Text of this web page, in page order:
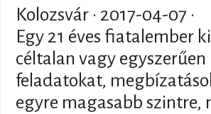
Kolozsvár · 2017-04-07 ·
Egy 21 éves fiatalember
céltalan vagy
feladatokat,
egyre magasabb szintre,